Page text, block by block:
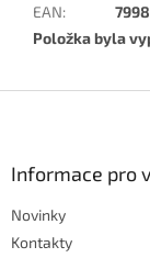
EAN:
Položka byla
Informace pro
Novinky
Kontakty